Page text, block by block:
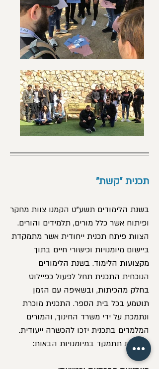
תכנית "קשת"
בשנת הלימודים תשע"ט הקמנו צוות מחקר
ופיתוח אשר כלל מורים, תלמידים והורים.
הצוות פיתח תכנית ייחודית אשר מתמקדת
ביישום מיומנויות וכישורי חיים בתוך
מקצועות הלימוד. בשנת הלימודים
הנוכחית התכנית תחל לפעול כפיילוט
בחלק מהכיתות, ובשאיפה עם הזמן
תוטמע בכל בית הספר. התכנית מוכרת
ונתמכת על ידי משרד החינוך, והמורים
המלמדים בתכנית יזכו להכשרה ייעודית.
התכנית תתמקד במיומנויות הבאות:
מיומנויות חברתיות ורגשיות: